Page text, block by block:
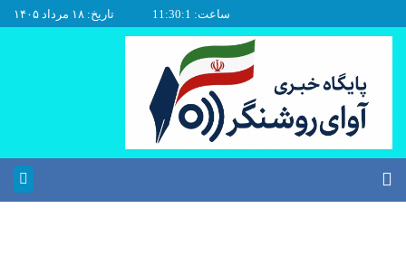
ساعت: 11:30:2 تاریخ: ۱۸ مرداد ۱۴۰۵